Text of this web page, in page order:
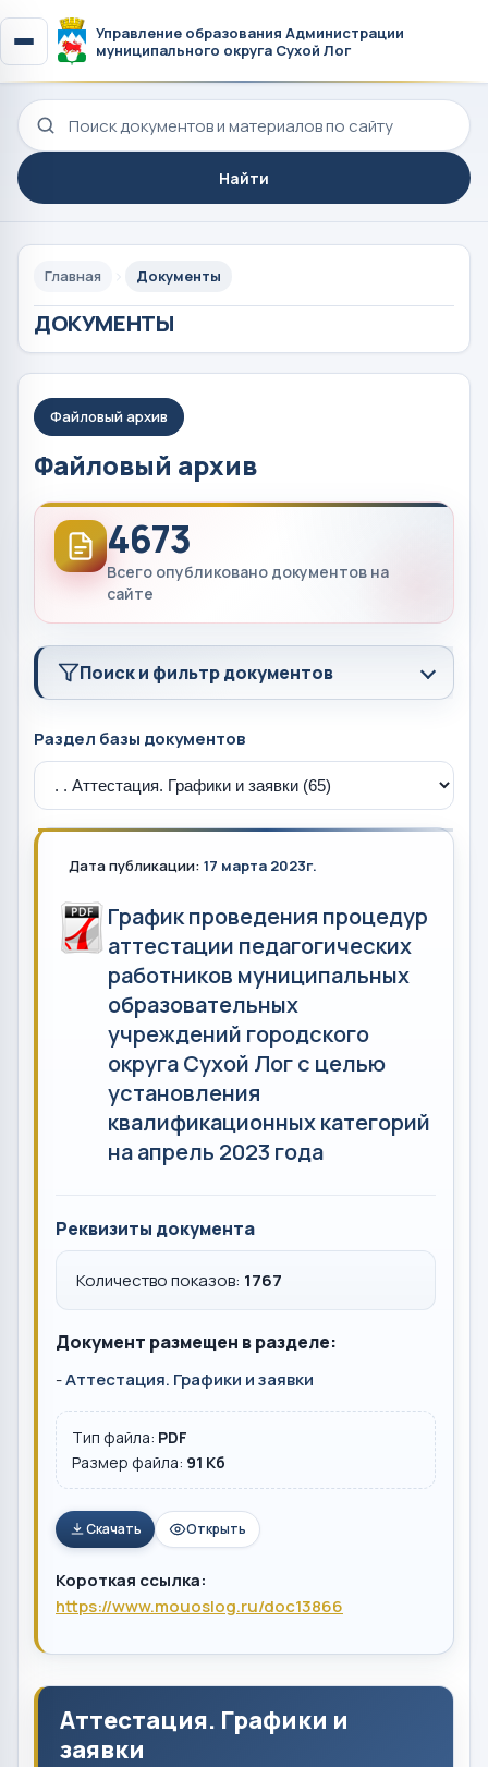
Управление образования Администрации
муниципального округа Сухой Лог
Поиск по сайту
Найти
Главная Документы
ДОКУМЕНТЫ
Файловый архив
Файловый архив
4673
Всего опубликовано документов на
сайте
Поиск и фильтр документов
Раздел базы документов
Дата публикации: 17 марта 2023г.
График проведения процедур
аттестации педагогических
работников муниципальных
образовательных
учреждений городского
округа Сухой Лог с целью
установления
квалификационных категорий
на апрель 2023 года
Реквизиты документа
Количество показов: 1767
Документ размещен в разделе:
-Аттестация. Графики и заявки
Тип файла: PDF
Размер файла: 91 Кб
Скачать Открыть
Короткая ссылка:
https://www.mouoslog.ru/doc13866
Аттестация. Графики и
заявки